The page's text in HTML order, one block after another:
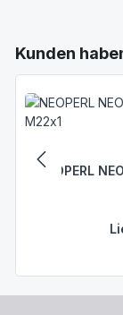
Produktgalerie
Kunden
NEOPERL